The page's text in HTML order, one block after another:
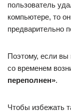
пользователь
компьютере, то
предварительно
Поэтому, если вы
со временем
переполнен».
Чтобы избежать